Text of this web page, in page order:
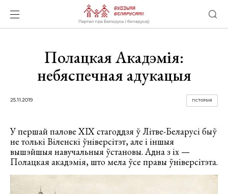
Полацкая Акадэмія:
небяспечная адукацыя
25.11.2019 ГІСТОРЫЯ
У першай палове ХІХ стагоддзя ў Літве-Беларусі быў
не толькі Віленскі ўніверсітэт, але і іншыя
вышэйшыя навучальныя ўстановы. Адна з іх —
Полацкая акадэмія, што мела ўсе правы ўніверсітэта.